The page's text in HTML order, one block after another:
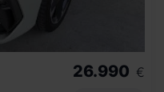
26.990 €